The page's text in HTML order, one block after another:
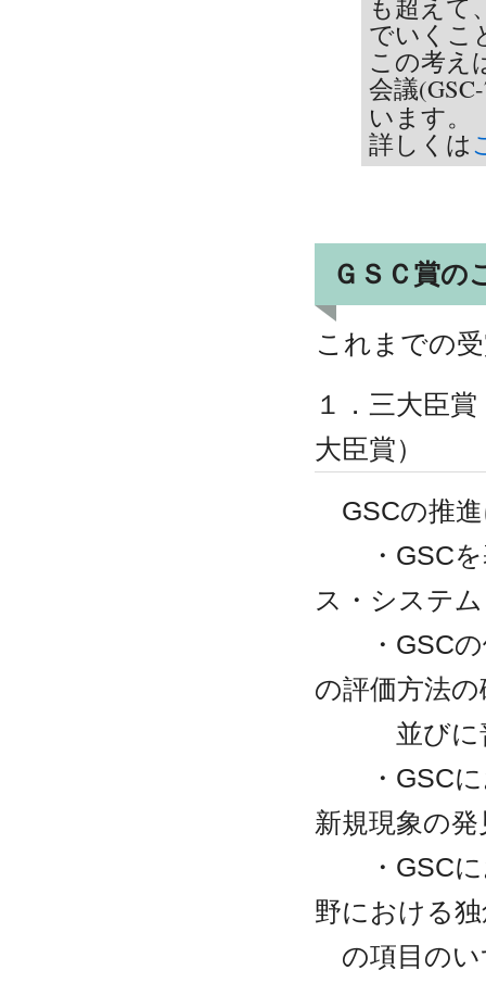
でいくこ
この考え
会議
います。
詳しくは
ＧＳＣ賞の
これまでの
１．三大臣
大臣賞）
GSCの推
・GSCを
ス・システム
・GSCの
の評価方法
並びに普
・GSCに
新規現象の
・GSCに
野における
の項目のい